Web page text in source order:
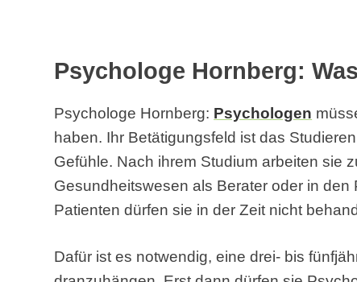
Psychologe Hornberg:
Psychologe Hornberg: Psychologen
haben. Ihr Betätigungsfeld ist das
Gefühle. Nach ihrem Studium arbeiten sie
Gesundheitswesen als Berater oder in
Patienten dürfen sie in der Zeit nicht
Dafür ist es notwendig, eine drei- bis